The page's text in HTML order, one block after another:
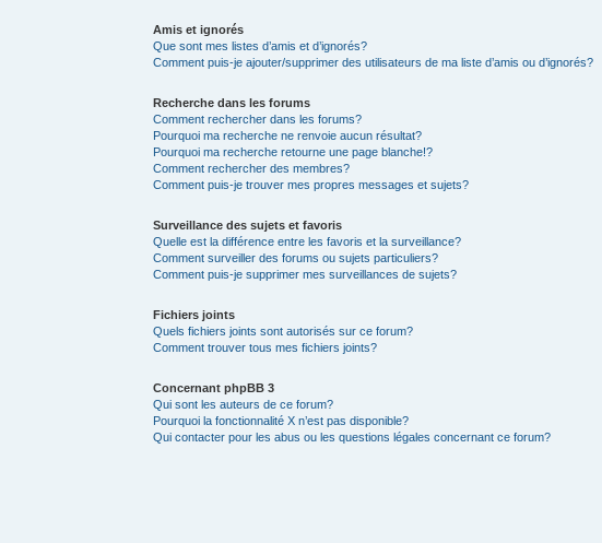
Amis et ignorés
Que sont mes listes d’amis et d’ignorés?
Comment puis-je ajouter/supprimer des utilisateurs de ma liste d’amis ou d’ignorés?
Recherche dans les forums
Comment rechercher dans les forums?
Pourquoi ma recherche ne renvoie aucun résultat?
Pourquoi ma recherche retourne une page blanche!?
Comment rechercher des membres?
Comment puis-je trouver mes propres messages et sujets?
Surveillance des sujets et favoris
Quelle est la différence entre les favoris et la surveillance?
Comment surveiller des forums ou sujets particuliers?
Comment puis-je supprimer mes surveillances de sujets?
Fichiers joints
Quels fichiers joints sont autorisés sur ce forum?
Comment trouver tous mes fichiers joints?
Concernant phpBB 3
Qui sont les auteurs de ce forum?
Pourquoi la fonctionnalité X n’est pas disponible?
Qui contacter pour les abus ou les questions légales concernant ce forum?